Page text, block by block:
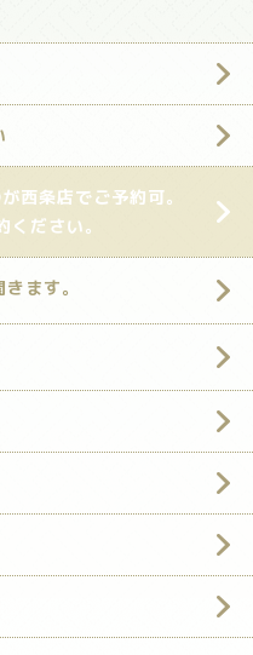
西条店でご予約可。
ださい。
ます。